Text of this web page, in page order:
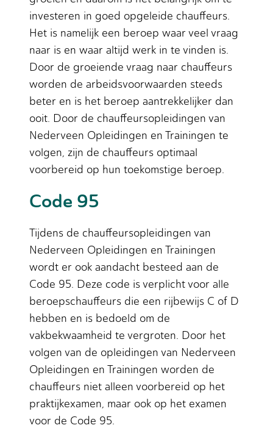
investeren in goed opgeleide chauffeurs.
Het is namelijk een beroep waar veel vraag
naar is en waar altijd werk in te vinden is.
Door de groeiende vraag naar chauffeurs
worden de arbeidsvoorwaarden steeds
beter en is het beroep aantrekkelijker dan
ooit. Door de chauffeursopleidingen van
Nederveen Opleidingen en Trainingen te
volgen, zijn de chauffeurs optimaal
voorbereid op hun toekomstige beroep.
Code 95
Tijdens de chauffeursopleidingen van
Nederveen Opleidingen en Trainingen
wordt er ook aandacht besteed aan de
Code 95. Deze code is verplicht voor alle
beroepschauffeurs die een rijbewijs C of D
hebben en is bedoeld om de
vakbekwaamheid te vergroten. Door het
volgen van de opleidingen van Nederveen
Opleidingen en Trainingen worden de
chauffeurs niet alleen voorbereid op het
praktijkexamen, maar ook op het examen
voor de Code 95.